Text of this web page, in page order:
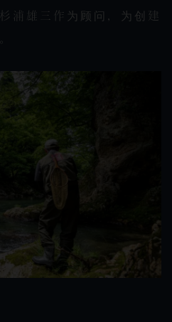
浦雄三作为顾问，为创建